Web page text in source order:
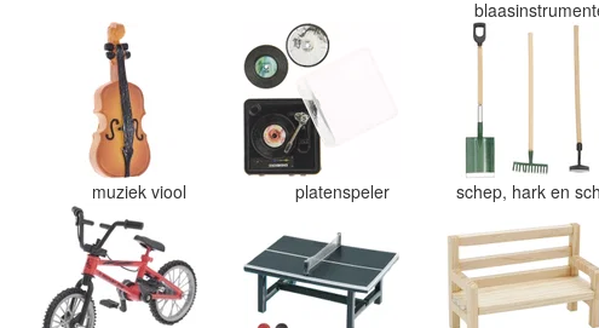
muziek viool platenspeler schep, hark en